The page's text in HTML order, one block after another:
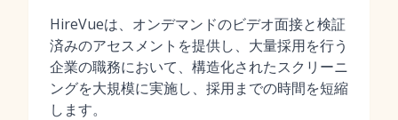
HireVueは、オンデマンドのビデオ面接と検証
済みのアセスメントを提供し、大量採用を行う
企業の職務において、構造化されたスクリーニ
ングを大規模に実施し、採用までの時間を短縮
します。